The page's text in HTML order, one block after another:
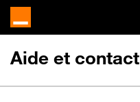
Aide et contact